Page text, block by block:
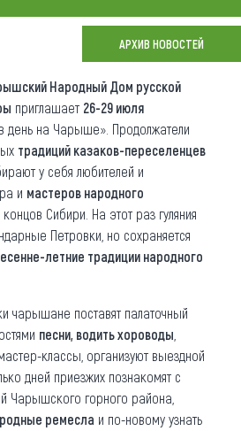
АРХИВ НОВОСТЕЙ
Народный Дом русской
приглашает 26-29 июля
день на Чарыше». Продолжатели
традиций казаков-переселенцев
у себя любителей и
и мастеров народного
Сибири. На этот раз гуляния
Петровки, но сохраняется
летние традиции народного
чарышане поставят палаточный
песни, водить хороводы
классы, организуют выездной
дней приезжих познакомят с
Чарышского горного района,
ремесла и по-новому узнать